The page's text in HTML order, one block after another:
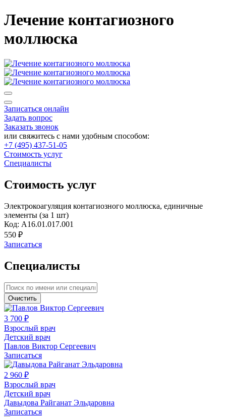
Лечение контагиозного
моллюска
Записаться онлайн
Задать вопрос
Заказать звонок
или свяжитесь с нами удобным способом:
+7 (495) 437-51-05
Стоимость услуг
Специалисты
Стоимость услуг
Электрокоагуляция контагиозного моллюска, единичные
элементы (за 1 шт)
Код: A16.01.017.001
550 ₽
Записаться
Специалисты
Очистить
3 700 ₽
Взрослый врач
Детский врач
Павлов Виктор Сергеевич
Записаться
2 960 ₽
Взрослый врач
Детский врач
Давыдова Райганат Эльдаровна
Записаться